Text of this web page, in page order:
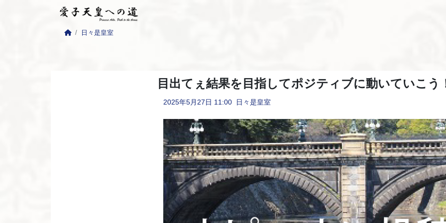
日々是皇室
目出てぇ結果を目指してポジティブに動いていこう
2025年5月27日 11:00 日々是皇室